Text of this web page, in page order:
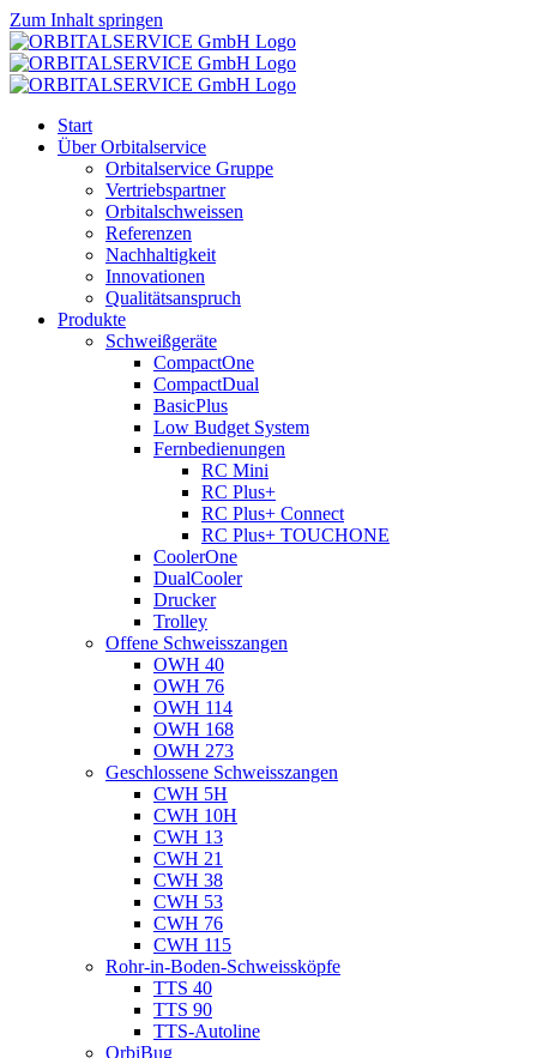
Zum Inhalt springen
Start
Über Orbitalservice
Orbitalservice Gruppe
Vertriebspartner
Orbital­schweissen
Referenzen
Nachhaltigkeit
Innovationen
Qualitätsanspruch
Produkte
Schweißgeräte
CompactOne
CompactDual
BasicPlus
Low Budget System
Fernbedienungen
RC Mini
RC Plus+
RC Plus+ Connect
RC Plus+ TOUCHONE
CoolerOne
DualCooler
Drucker
Trolley
Offene Schweisszangen
OWH 40
OWH 76
OWH 114
OWH 168
OWH 273
Geschlossene Schweisszangen
CWH 5H
CWH 10H
CWH 13
CWH 21
CWH 38
CWH 53
CWH 76
CWH 115
Rohr-in-Boden-Schweissköpfe
TTS 40
TTS 90
TTS-Autoline
OrbiBug